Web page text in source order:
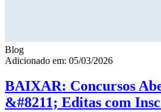
Blog
Adicionado em: 05/03/2026
BAIXAR: Concursos
&#8211; Editas com